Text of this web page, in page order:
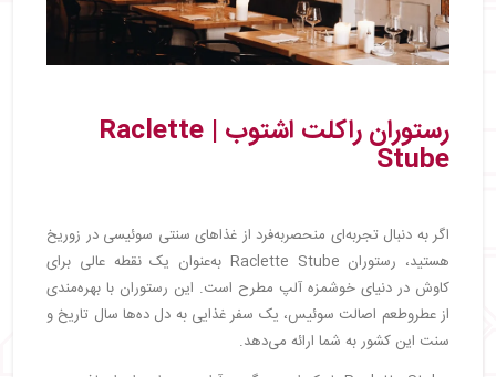
رستوران راکلت اشتوب | Raclette
Stube
اگر به دنبال تجربه‌ای منحصربه‌فرد از غذاهای سنتی سوئیسی در زوریخ
هستید، رستوران Raclette Stube به‌عنوان یک نقطه عالی برای
کاوش در دنیای خوشمزه آلپ مطرح است. این رستوران با بهره‌مندی
از عطروطعم اصالت سوئیس، یک سفر غذایی به دل ده‌ها سال تاریخ و
سنت این کشور به شما ارائه می‌دهد.